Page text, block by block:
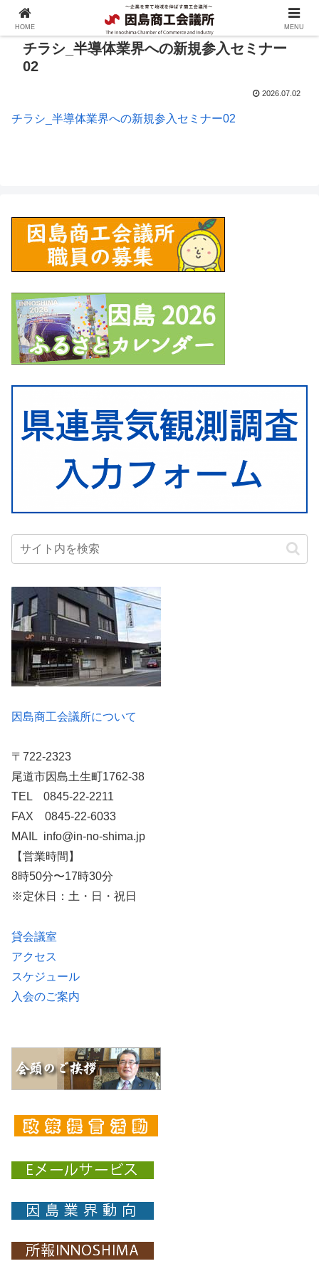
チラシ_半導体業界への新規参入セミナー
02
2026.07.02
チラシ_半導体業界への新規参入セミナー02
因島商工会議所について
〒722-2323
尾道市因島土生町1762-38
TEL 0845-22-2211
FAX 0845-22-6033
MAIL info@in-no-shima.jp
【営業時間】
8時50分〜17時30分
※定休日：土・日・祝日
貸会議室
アクセス
スケジュール
入会のご案内
HOME MENU